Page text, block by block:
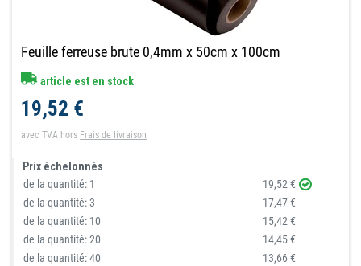
Feuille ferreuse brute 0,4mm x 50cm x 100cm
article est en stock
19,52 €
avec TVA hors Frais de livraison
Prix échelonnés
de la quantité: 1
19,52 €
de la quantité:3
17,47 €
de la quantité: 10
15,42 €
de la quantité:20
14,45 €
de la quantité:40
13,66 €